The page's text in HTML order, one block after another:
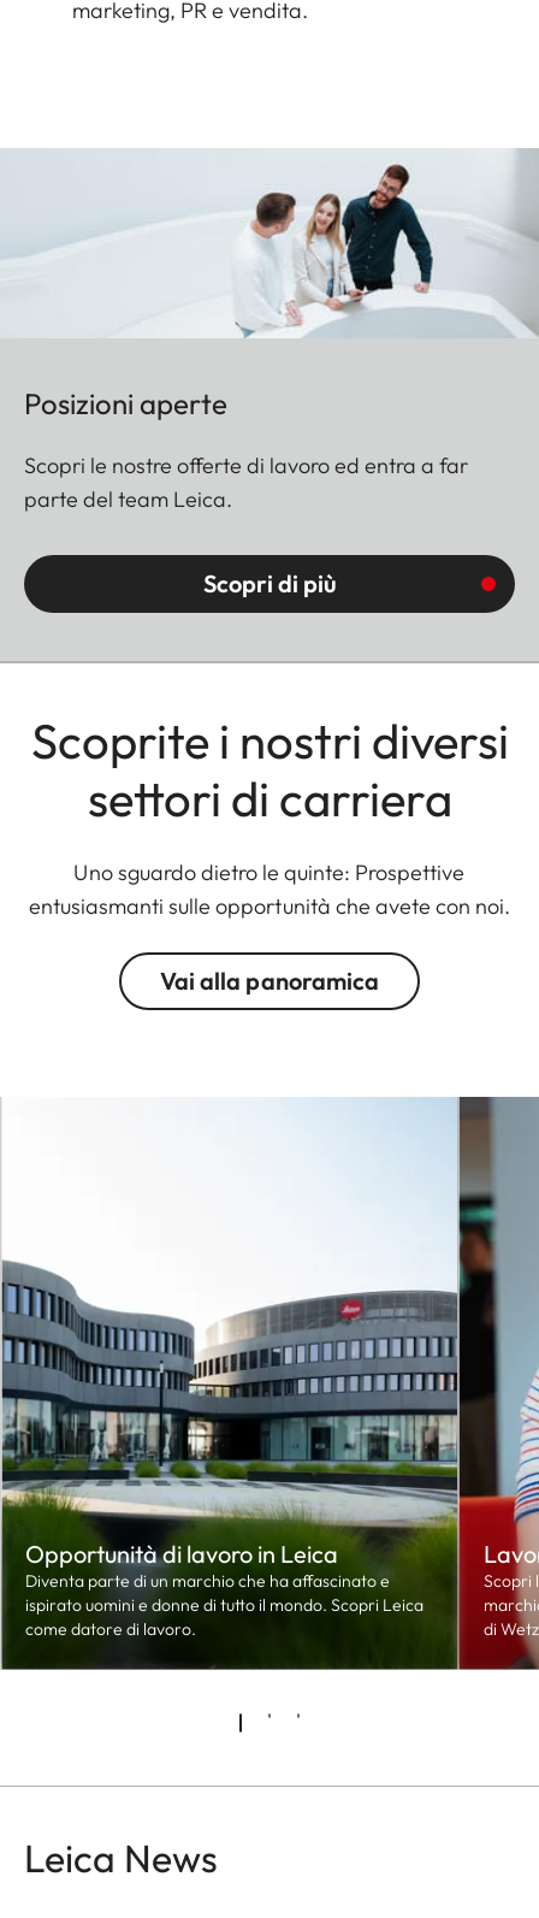
marketing, PR e vendita.
Posizioni aperte
Scopri le nostre offerte di lavoro ed entra a far
parte del team Leica.
Scopri di più
Scoprite i nostri diversi
settori di carriera
Uno sguardo dietro le quinte: Prospettive
entusiasmanti sulle opportunità che avete con noi.
Vai alla panoramica
Opportunità di lavoro in Leica
Diventa parte di un marchio che ha affascinato e
ispirato uomini e donne di tutto il mondo. Scopri Leica
come datore di lavoro.
Scopri
di
Leica News